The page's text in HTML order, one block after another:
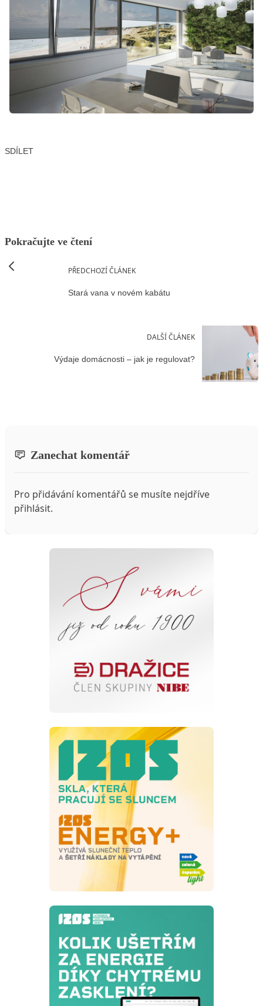
SDÍLET
Pokračujte ve čtení
PŘEDCHOZÍ ČLÁNEK
Stará vana v novém kabátu
DALŠÍ ČLÁNEK
Výdaje domácnosti – jak je regulovat?
Zanechat komentář
Pro přidávání komentářů se musíte nejdříve
přihlásit.